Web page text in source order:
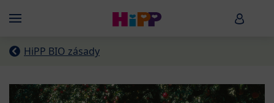
Menü HiPP
HiPP BIO zásady